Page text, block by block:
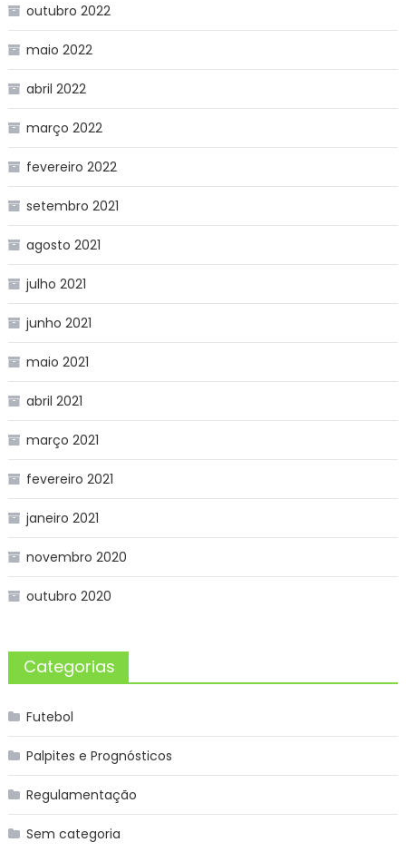
outubro 2022
maio 2022
abril 2022
março 2022
fevereiro 2022
setembro 2021
agosto 2021
julho 2021
junho 2021
maio 2021
abril 2021
março 2021
fevereiro 2021
janeiro 2021
novembro 2020
outubro 2020
Categorias
Futebol
Palpites e Prognósticos
Regulamentação
Sem categoria